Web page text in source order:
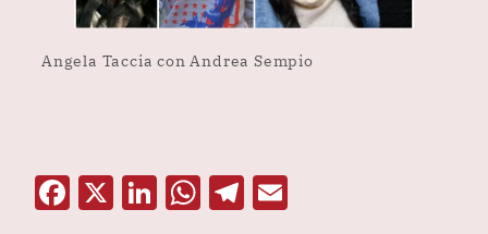
Angela Taccia con Andrea Sempio
F X Li W T